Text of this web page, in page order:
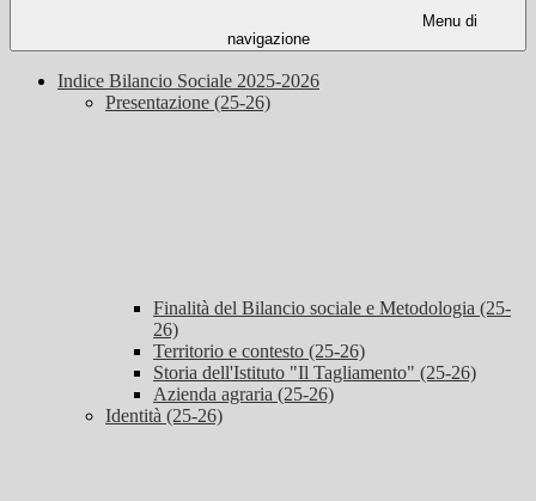
Menu di
navigazione
Indice Bilancio Sociale 2025-2026
Presentazione (25-26)
Finalità del Bilancio sociale e Metodologia (25-
26)
Territorio e contesto (25-26)
Storia dell'Istituto "Il Tagliamento" (25-26)
Azienda agraria (25-26)
Identità (25-26)